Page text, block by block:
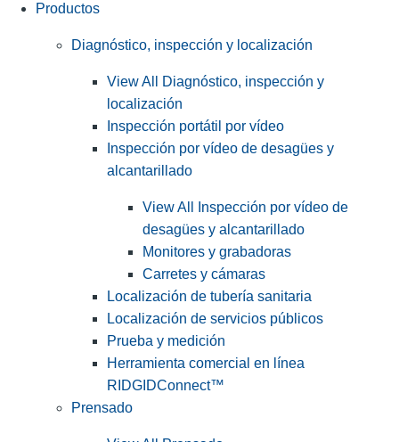
Productos
Diagnóstico, inspección y localización
View All Diagnóstico, inspección y
localización
Inspección portátil por vídeo
Inspección por vídeo de desagües y
alcantarillado
View All Inspección por vídeo de
desagües y alcantarillado
Monitores y grabadoras
Carretes y cámaras
Localización de tubería sanitaria
Localización de servicios públicos
Prueba y medición
Herramienta comercial en línea
RIDGIDConnect™
Prensado